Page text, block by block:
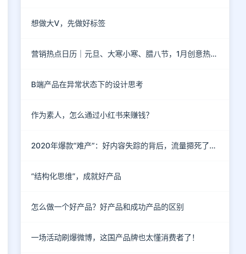
想做大V，先做好标签
营销热点日历｜元旦、大寒小寒、腊八节，1月创意热点都在这
B端产品在异常状态下的设计思考
作为素人，怎么通过小红书来赚钱？
2020年爆款“难产”：好内容失踪的背后，流量摁死了内容
“结构化思维”，成就好产品
怎么做一个好产品？好产品和成功产品的区别
一场活动刷爆微博，这国产品牌也太懂消费者了！